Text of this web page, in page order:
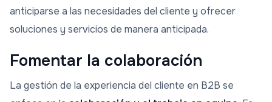
anticiparse a las necesidades del cliente y ofrecer
soluciones y servicios de manera anticipada.
Fomentar la colaboración
La gestión de la experiencia del cliente en B2B se